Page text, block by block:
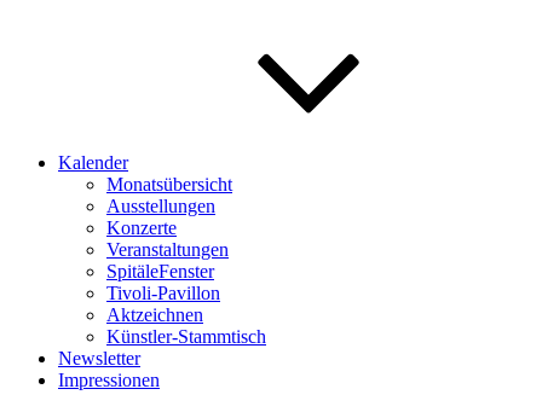
Kalender
Monatsübersicht
Ausstellungen
Konzerte
Veranstaltungen
SpitäleFenster
Tivoli-Pavillon
Aktzeichnen
Künstler-Stammtisch
Newsletter
Impressionen